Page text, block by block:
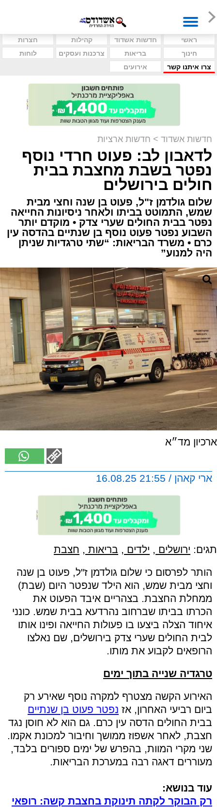
ראשי חדשות אשדוד קהילות
חצרות
חינוך
בריאות צרכנות ועסקים
לוחות
צרו איתנו קשר
אירועים
חדשות אשדוד > חדשות ארציות
לדאבון לב: פעוט חרדי נוסף
נפטר בשבת מחצבת בבית
חולים בירושלים
שלום גולדמן ז"ל, פעוט בן שנה וחצי מבית
שמש, התמוטט בביתו ולאחר ניסיונות החייאה
נפטר בבית החולים שערי צדק • מוקדם יותר
השבוע נפטר פעוט נוסף בן שנתיים בהדסה עין
כרם • משרד הבריאות: “שתי טרגדיות שניתן
היה למנוע”
ארכיון מד״א
ארי קאהן / 21:55 16.08.25
תגים: ירושלים , ילדים , בריאות , חצבת
הותר לפרסום כי שלום גולדמן ז"ל, פעוט בן שנה
וחצי מבית שמש, הוא הילד שנפטר היום (שבת)
ממחלת החצבת. בצהריים איבד הפעוט את
הכרתו בביתו שברחוב נהרדעא בבית שמש. כונני
איחוד הצלה ביצעו בו פעולות החייאה ופינו אותו
לבית החולים שערי צדק בירושלים, שם נאלצו
הרופאים לקבוע את מותו.
טרגדיה שנייה בתוך ימים
האירוע הקשה מצטרף למקרה נוסף שאירע רק
ביום רביעי האחרון, אז נפטר פעוט בן שנתיים
בבית החולים הדסה עין כרם. גם הוא לא חוסן נגד
חצבת, לאחר אשפוז ממושך וחיבור למכונת אקמו.
שני מקרי המוות, בהפרש של ימים ספורים בלבד,
מעוררים דאגה רבה במערכת הבריאות.
עוד בנושא:
רק הבוקר לקתה תינוקת בחצבת קשה: רופאי